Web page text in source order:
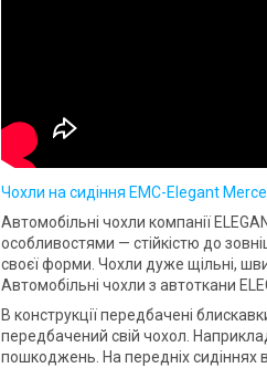
Чохли на сидіння EMC-Elegant
Автомобільні чохли компанії
особливостями — стійкістю до
своєї форми. Чохли дуже щільні,
Автомобільні чохли з автоткани
В конструкції передбачені
передбачений свій чохол.
пошкоджень. На передніх сидіннях